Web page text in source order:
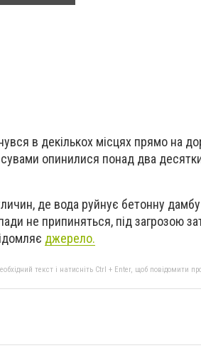
в декількох місцях прямо на
опинилися понад два
де вода руйнує бетонну
не припиняться, під загрозою
джерело.
текст і натисніть Ctrl + Enter, щоб повідомити